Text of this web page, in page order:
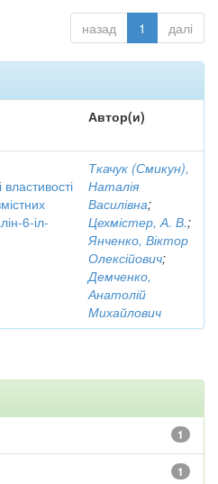
назад 1 далі
Автор(и)
властивості
6-іл-
Ткачук (Смикун),
Наталія
Василівна;
Цехмістер, А. В.;
Янченко, Віктор
Олексійович;
Демченко,
Анатолій
Михайлович
1
1